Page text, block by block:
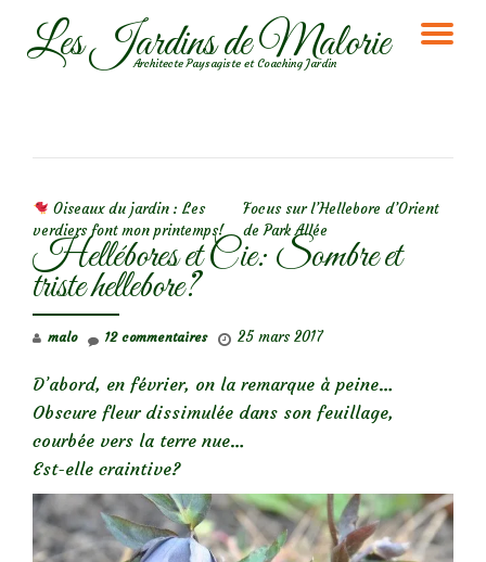
AllerLes Jardins de Malorie
Architecte Paysagiste et Coaching Jardin
Oiseaux du jardin : Les
verdiers font mon printemps!
Focus sur l’Hellebore d’Orient
de Park Allée
Hellébores et Cie: Sombre et
triste hellebore?
malo 25 mars 2017
12 commentaires
D’abord, en février, on la remarque à peine…
Obscure fleur dissimulée dans son feuillage,
courbée vers la terre nue…
Est-elle craintive?